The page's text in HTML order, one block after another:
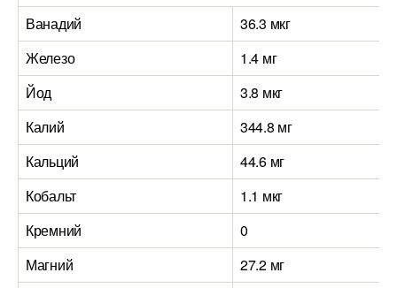
Ванадий
36.3 мкг
Железо
1.4 мг
Йод
3.8 мкг
Калий
344.8 мг
Кальций
44.6 мг
Кобальт
1.1 мкг
Кремний
0
Магний
27.2 мг